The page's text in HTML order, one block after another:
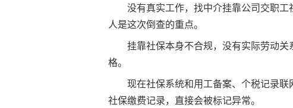
没有真实工作，找中介挂靠公司交职
人是这次倒查的重点。
挂靠社保本身不合规，没有实际劳动
格。
现在社保系统和用工备案、个税记录
社保缴费记录，直接会被标记异常。